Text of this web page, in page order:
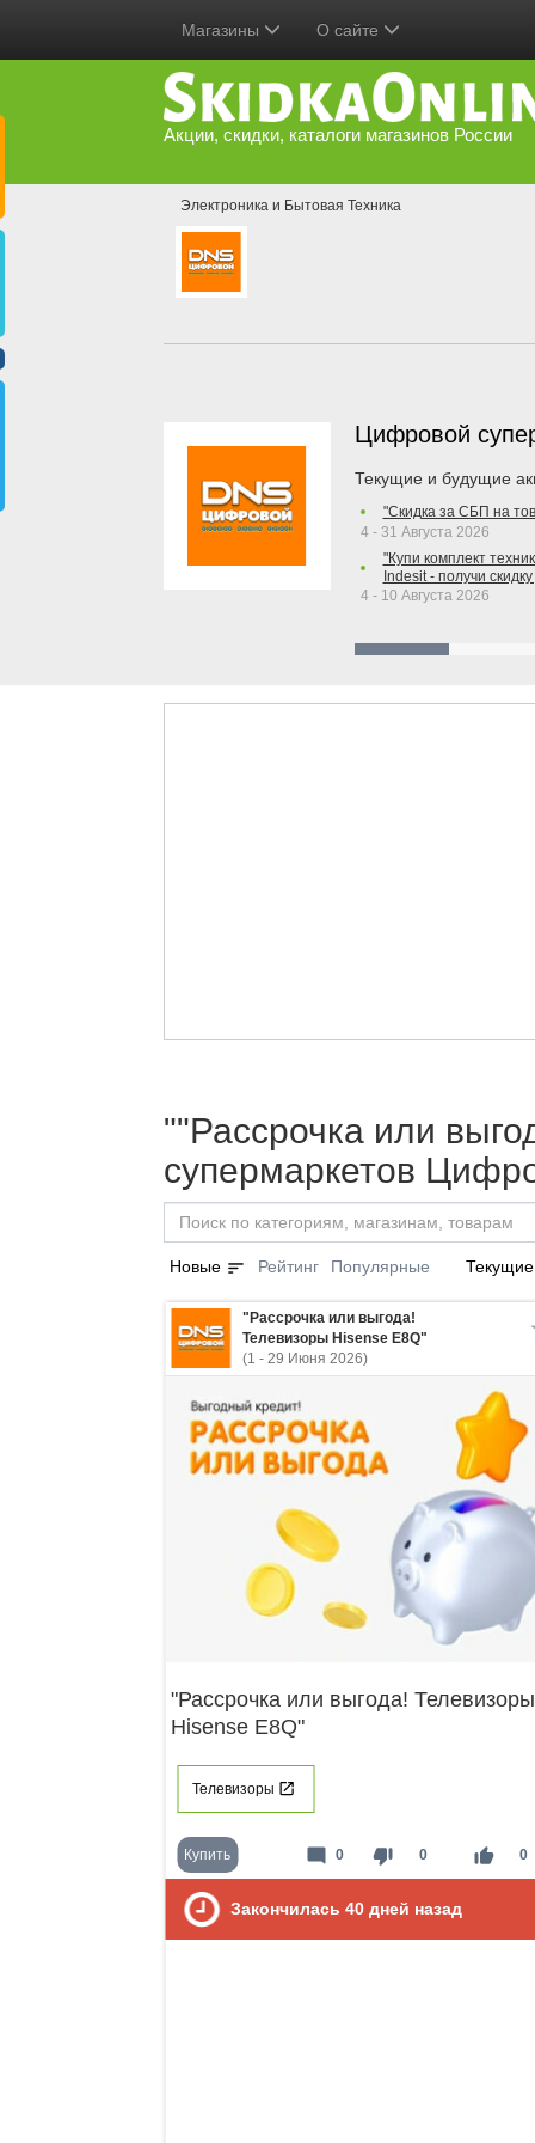
Магазины О сайте
Акции, скидки, каталоги магазинов России
Электроника и Бытовая Техника
Цифровой
Текущие и будущие
"Скидка за СБП на
4 - 31 Августа 2026
"Купи комплект
Indesit - получи
4 - 10 Августа 2026
""Рассрочка или
супермаркетов
Новые sort Рейтинг Популярные Текущие
"Рассрочка или выгода!
Телевизоры Hisense E8Q"
(1 - 29 Июня 2026)
"Рассрочка или выгода! Телевизоры
Hisense E8Q"
Телевизоры
Купить thumb_down 0 thumb_up 0
mode_comment 0
Закончилась 40 дней назад